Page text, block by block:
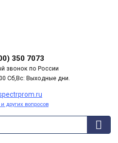
350 7073
звонок по России
Сб,Вс: Выходные дни.
других вопросов